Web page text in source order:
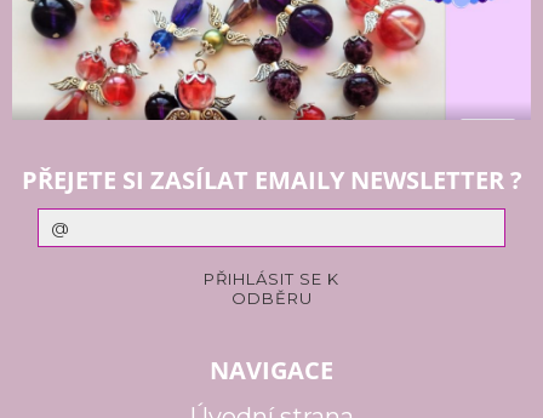
PŘEJETE SI ZASÍLAT EMAILY NEWSLETTER ?
NAVIGACE